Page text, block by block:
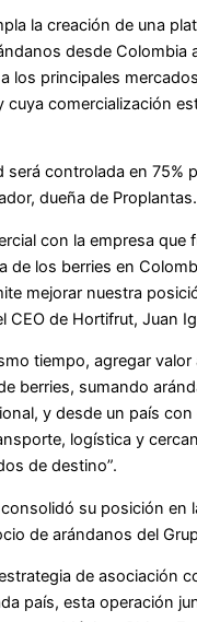
la creación de una
desde Colombia
los principales
cuya comercialización
será controlada en 75%
dueña de Proplantas.
con la empresa que
de los berries en
mejorar nuestra
CEO de Hortifrut, Juan
tiempo, agregar valor
berries, sumando
y desde un país con
logística y
de destino”.
su posición en
de arándanos del
de asociación
país, esta operación